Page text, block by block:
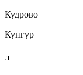
Кудрово
Кунгур
Л